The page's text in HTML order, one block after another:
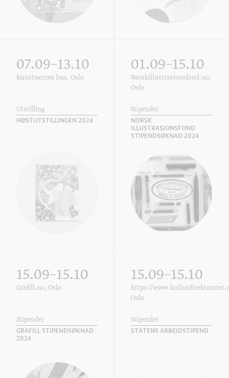
07.09–13.10
Kunstnernes hus, Oslo
Utstilling
HØSTUTSTILLINGEN 2024
01.09–15.10
Norskillustrasjonsfond.no,
Oslo
Stipender
NORSK
ILLUSTRASJONSFOND
STIPENDSØKNAD 2024
15.09–15.10
Grafill.no, Oslo
Stipender
GRAFILL STIPENDSØKNAD
2024
15.09–15.10
https://
Oslo
Stipender
STATENS ARBEIDSTIPEND